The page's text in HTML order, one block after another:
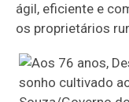
ágil, eficiente e
os proprietários